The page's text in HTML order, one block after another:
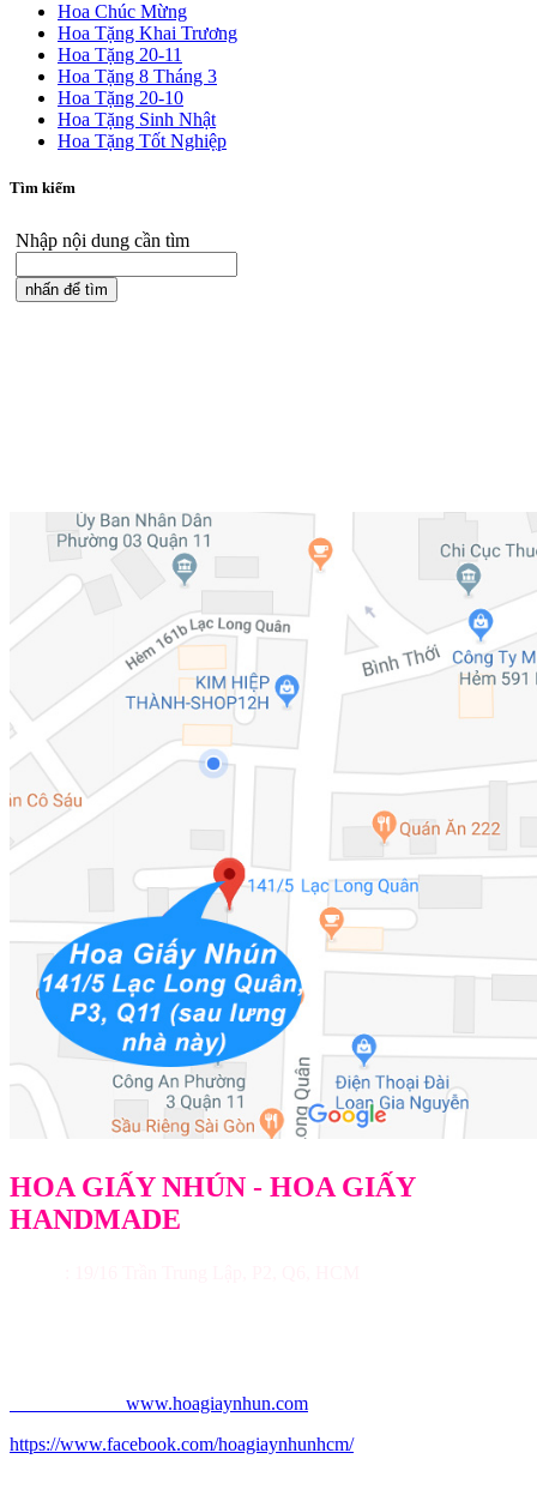
Hoa Chúc Mừng
Hoa Tặng Khai Trương
Hoa Tặng 20-11
Hoa Tặng 8 Tháng 3
Hoa Tặng 20-10
Hoa Tặng Sinh Nhật
Hoa Tặng Tốt Nghiệp
Tìm kiếm
Nhập nội dung cần tìm
HOA GIẤY NHÚN - HOA GIẤY
HANDMADE
www.hoagiaynhun.com
https://www.facebook.com/hoagiaynhunhcm/